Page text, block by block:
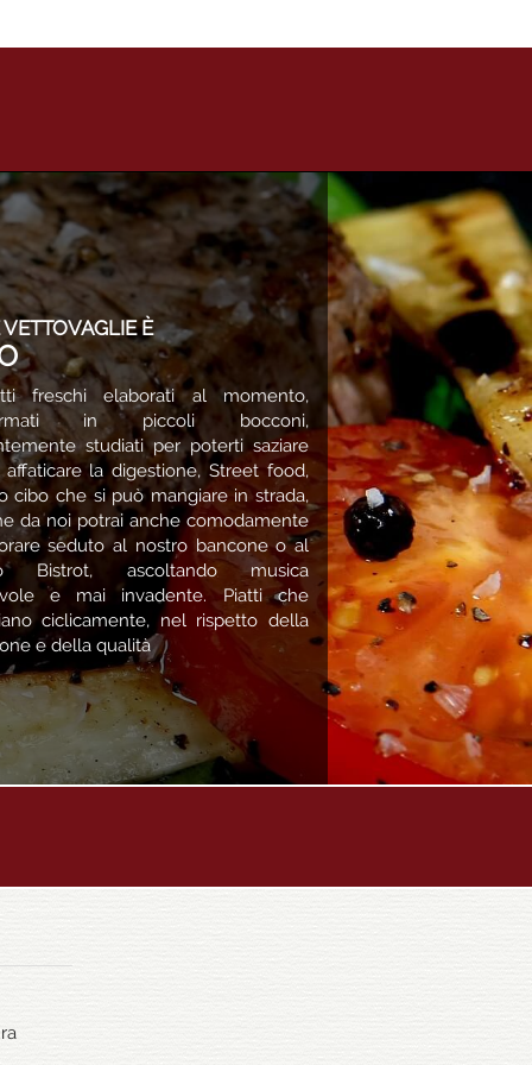
È
freschi elaborati al momento,
in piccoli bocconi,
studiati per poterti saziare
affaticare la digestione, Street food,
cibo che si può mangiare in strada,
da noi potrai anche comodamente
seduto al nostro bancone o al
Bistrot, ascoltando musica
e mai invadente. Piatti che
ciclicamente, nel rispetto della
e della qualità